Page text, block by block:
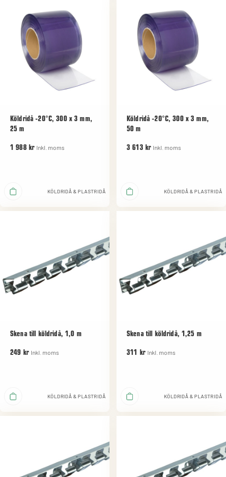
Köldridå -20°C, 300 x 3 mm,
25 m
1 988 kr Inkl. moms
KÖLDRIDÅ & PLASTRIDÅ
Köldridå -20°C, 300 x 3 mm,
50 m
3 613 kr Inkl. moms
KÖLDRIDÅ & PLASTRIDÅ
Skena till köldridå, 1,0 m
249 kr Inkl. moms
KÖLDRIDÅ & PLASTRIDÅ
Skena till köldridå, 1,25 m
311 kr Inkl. moms
KÖLDRIDÅ & PLASTRIDÅ